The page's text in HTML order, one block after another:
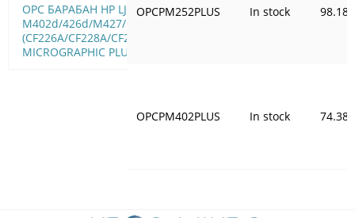
OPC БАРАБАН HP LJ Pro
M402d/426d/M427/M506
(CF226A/CF228A/CF287A)
MICROGRAPHIC PLUS
OPCPM252PLUS In stock 98.18
OPCPM402PLUS In stock 74.38